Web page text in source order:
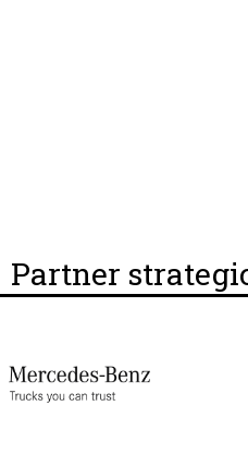
Partner